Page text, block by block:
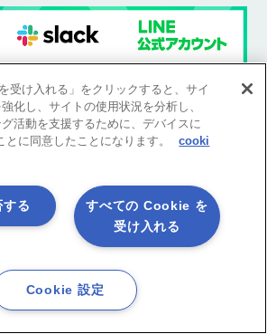
Blog Category
受け入れる」をクリックすると、サイ
化し、サイトの使用状況を分析し、
活動を支援するために、デバイスに
とに同意したことになります。
cooki
すべての Cookie を
受け入れる
る
Cookie 設定